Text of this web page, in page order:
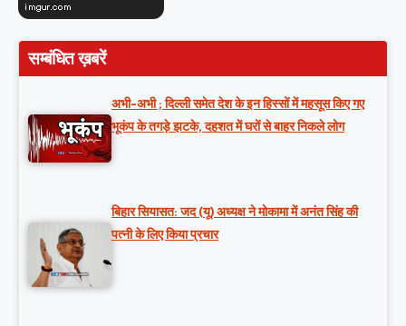
सम्बंधित ख़बरें
अभी-अभी ; दिल्ली समेत देश के इन हिस्सों में महसूस किए गए
भूकंप के तगड़े झटके, दहशत में घरों से बाहर निकले लोग
बिहार सियासत: जद (यू) अध्यक्ष ने मोकामा में अनंत सिंह की
पत्नी के लिए किया प्रचार